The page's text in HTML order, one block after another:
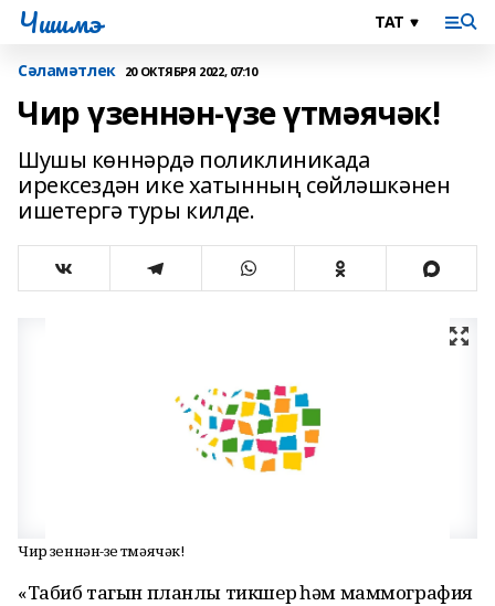
Чишмэ
Сәламәтлек 20 ОКТЯБРЯ 2022, 07:10
Чир үзеннән-үзе үтмәячәк!
Шушы көннәрдә поликлиникада
ирексездән ике хатынның сөйләшкәнен
ишетергә туры килде.
Чир үзеннән-үзе үтмәячәк!
«Табиб тагын планлы тикшерү һәм маммография